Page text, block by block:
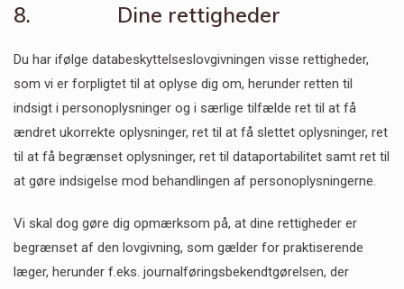
8. Dine rettigheder
Du har ifølge databeskyttelseslovgivningen visse rettigheder,
som vi er forpligtet til at oplyse dig om, herunder retten til
indsigt i personoplysninger og i særlige tilfælde ret til at få
ændret ukorrekte oplysninger, ret til at få slettet oplysninger, ret
til at få begrænset oplysninger, ret til dataportabilitet samt ret til
at gøre indsigelse mod behandlingen af personoplysningerne.
Vi skal dog gøre dig opmærksom på, at dine rettigheder er
begrænset af den lovgivning, som gælder for praktiserende
læger, herunder f.eks. journalføringsbekendtgørelsen, der